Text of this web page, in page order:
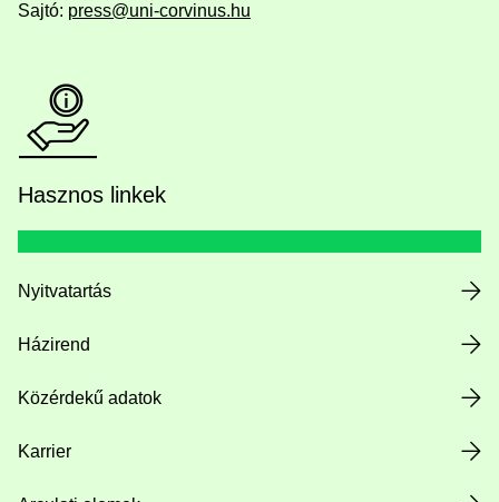
Sajtó: press@uni-corvinus.hu
Hasznos linkek
Nyitvatartás
Házirend
Közérdekű adatok
Karrier